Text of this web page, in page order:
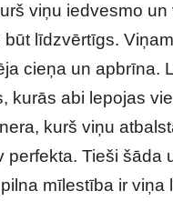
viņu iedvesmo un
būt līdzvērtīgs.
cieņa un apbrīna.
kurās abi lepojas
kurš viņu
perfekta. Tieši šāda
mīlestība ir viņa